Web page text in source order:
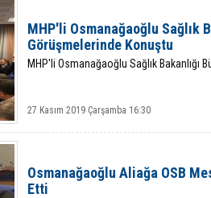
MHP'li Osmanağaoğlu Sağlık
Görüşmelerinde Konuştu
MHP'li Osmanağaoğlu Sağlık Bakanlığı
27 Kasım 2019 Çarşamba 16:30
Osmanağaoğlu Aliağa OSB
Etti